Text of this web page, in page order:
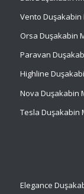
Vento Duşakabin
Orsa Duşakabin
Paravan
Highline
Nova Duşakabin
Tesla Duşakabin
Elegance